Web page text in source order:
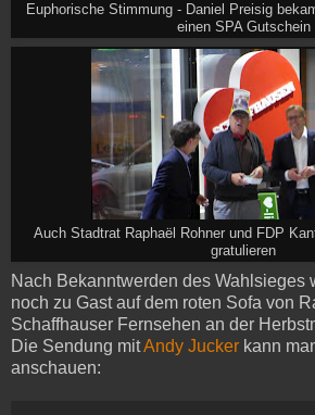
Euphorische Stimmung - Daniel Preisig
einen SPA Gutschein
Auch Stadtrat Raphaël Rohner und FDP
gratulieren
Nach Bekanntwerden des Wahlsieges
noch zu Gast auf dem roten Sofa von
Schaffhauser Fernsehen an der
Die Sendung mitAndy Jucker kann
anschauen: